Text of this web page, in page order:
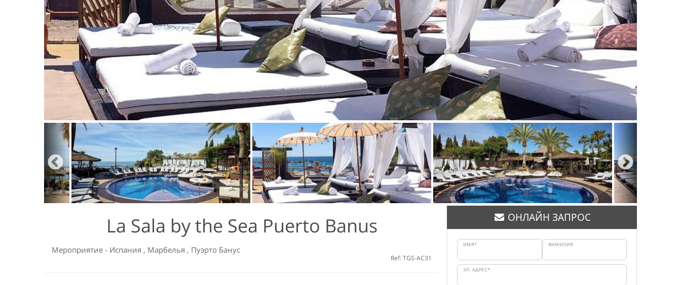
La Sala by the Sea Puerto Banus
Мероприятие - Испания , Марбелья , Пуэрто Банус
Ref: TGS-AC31
ОНЛАЙН ЗАПРОС
ИМЯ* ФАМИЛИЯ
ЭЛ. АДРЕС*